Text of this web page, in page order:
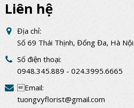
Liên hệ
Địa chỉ:
Số 69 Thái Thịnh, Đống Đa, Hà Nội
Số điện thoại:
0948.345.889 - 024.3995.6665
Email:
tuongvyflorist@gmail.com